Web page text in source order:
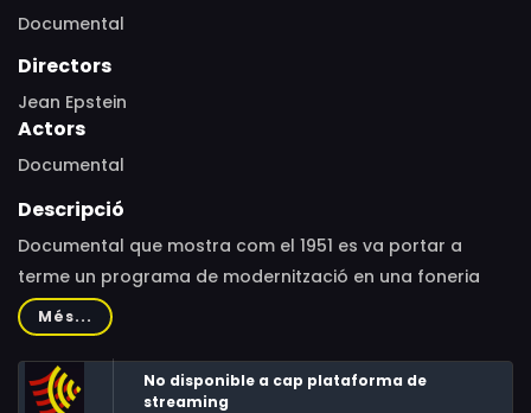
Documental
Directors
Jean Epstein
Actors
Documental
Descripció
Documental que mostra com el 1951 es va portar a
terme un programa de modernització en una foneria
per tal de millorar-ne la competitivitat.
Més...
No disponible a cap plataforma de
streaming